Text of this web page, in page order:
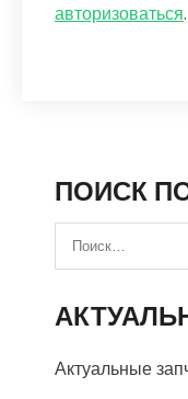
авторизоваться.
ПОИСК
Актуальные